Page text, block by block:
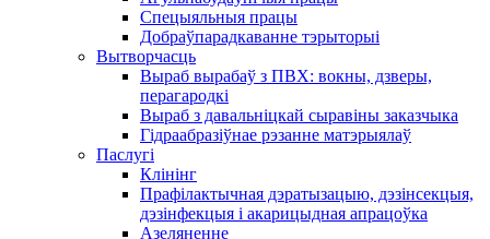
Спецыяльныя працы
Добраўпарадкаванне тэрыторыі
Вытворчасць
Выраб вырабаў з ПВХ: вокны, дзверы,
перагародкі
Выраб з давальніцкай сыравіны заказчыка
Гідраабразіўнае рэзанне матэрыялаў
Паслугі
Клінінг
Прафілактычная дэратызацыю, дэзiнсекцыя,
дэзінфекцыя і акарицыдная апрацоўка
Азеляненне